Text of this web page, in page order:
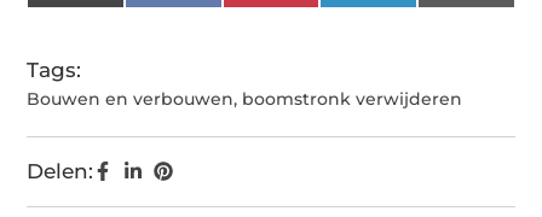
(Twitter)
Tags:
Bouwen en verbouwen, boomstronk verwijderen
Delen: